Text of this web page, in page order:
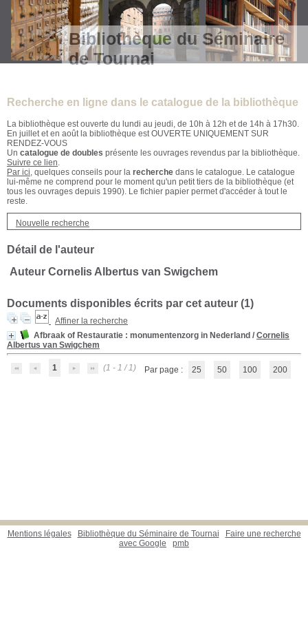
Bibliothèque du Séminaire
de Tournai
Recherche en ligne dans le catalogue de la bibliothèque
La bibliothèque est ouverte du lundi au jeudi, de 10h à 12h et de 14h à 17h30.
En juillet et en août la bibliothèque est OUVERTE UNIQUEMENT SUR
RENDEZ-VOUS
Un catalogue de doubles présente les ouvrages revendus par la bibliothèque.
Suivre ce lien.
Par ici, quelques conseils pour la recherche dans le catalogue. Le catalogue
lui-même ne comprend pour le moment qu'un petit tiers de la bibliothèque (et
tous les ouvrages depuis 1990). Le fichier papier permet d'accéder à tout le
reste.
Nouvelle recherche
Détail de l'auteur
Auteur Cornelis Albertus van Swigchem
Documents disponibles écrits par cet auteur (1)
Affiner la recherche
Afbraak of Restauratie : monumentenzorg in Nederland / Cornelis
Albertus van Swigchem
1 (1 - 1 / 1) Par page : 25 50 100 200
Mentions légales Bibliothèque du Séminaire de Tournai
Faire une recherche
avec Google
pmb